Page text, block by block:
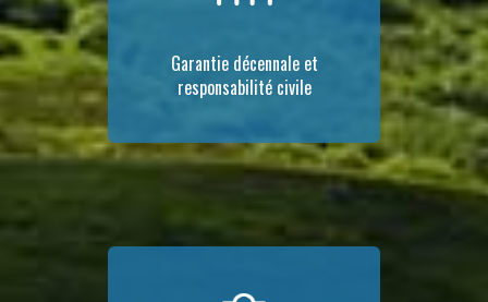
Garantie décennale et
responsabilité civile